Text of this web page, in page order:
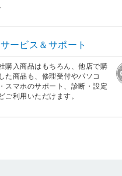
サービス＆サポート
購入商品はもちろん、他店で購
た商品も、修理受付やパソコ
スマホのサポート、診断・設定
ご利用いただけます。